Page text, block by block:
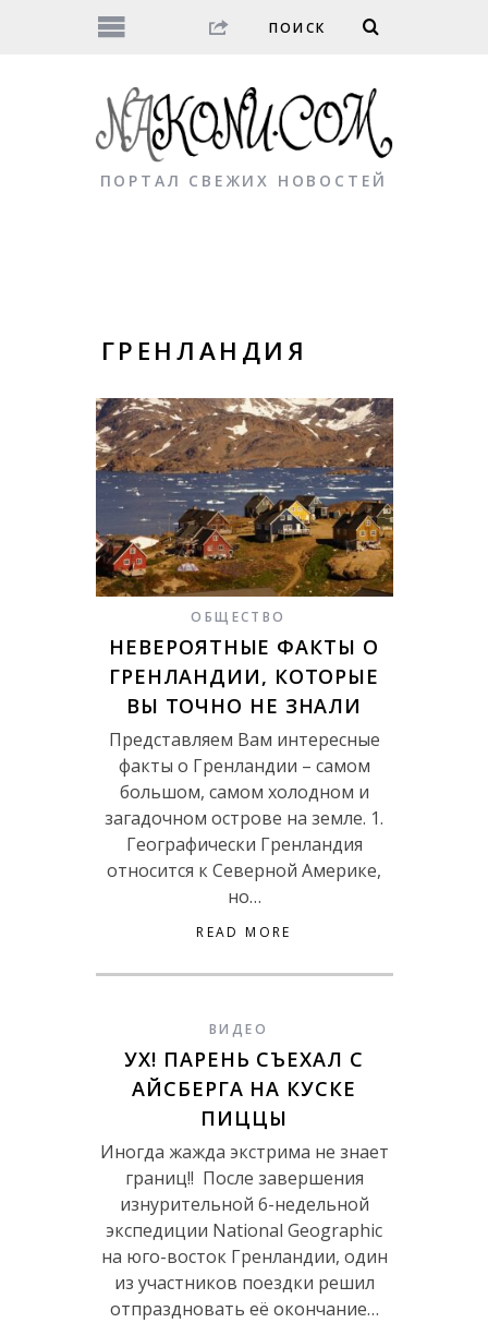
ПОРТАЛ СВЕЖИХ НОВОСТЕЙ
ГРЕНЛАНДИЯ
ОБЩЕСТВО
НЕВЕРОЯТНЫЕ ФАКТЫ О
ГРЕНЛАНДИИ, КОТОРЫЕ
ВЫ ТОЧНО НЕ ЗНАЛИ
Представляем Вам интересные
факты о Гренландии – самом
большом, самом холодном и
загадочном острове на земле. 1.
Географически Гренландия
относится к Северной Америке,
но…
READ MORE
ВИДЕО
УХ! ПАРЕНЬ СЪЕХАЛ С
АЙСБЕРГА НА КУСКЕ
ПИЦЦЫ
Иногда жажда экстрима не знает
границ!! После завершения
изнурительной 6-недельной
экспедиции National Geographic
на юго-восток Гренландии, один
из участников поездки решил
отпраздновать её окончание…